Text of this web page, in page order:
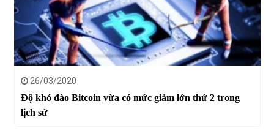
26/03/2020
Độ khó đào Bitcoin vừa có mức giảm lớn thứ 2 trong
lịch sử